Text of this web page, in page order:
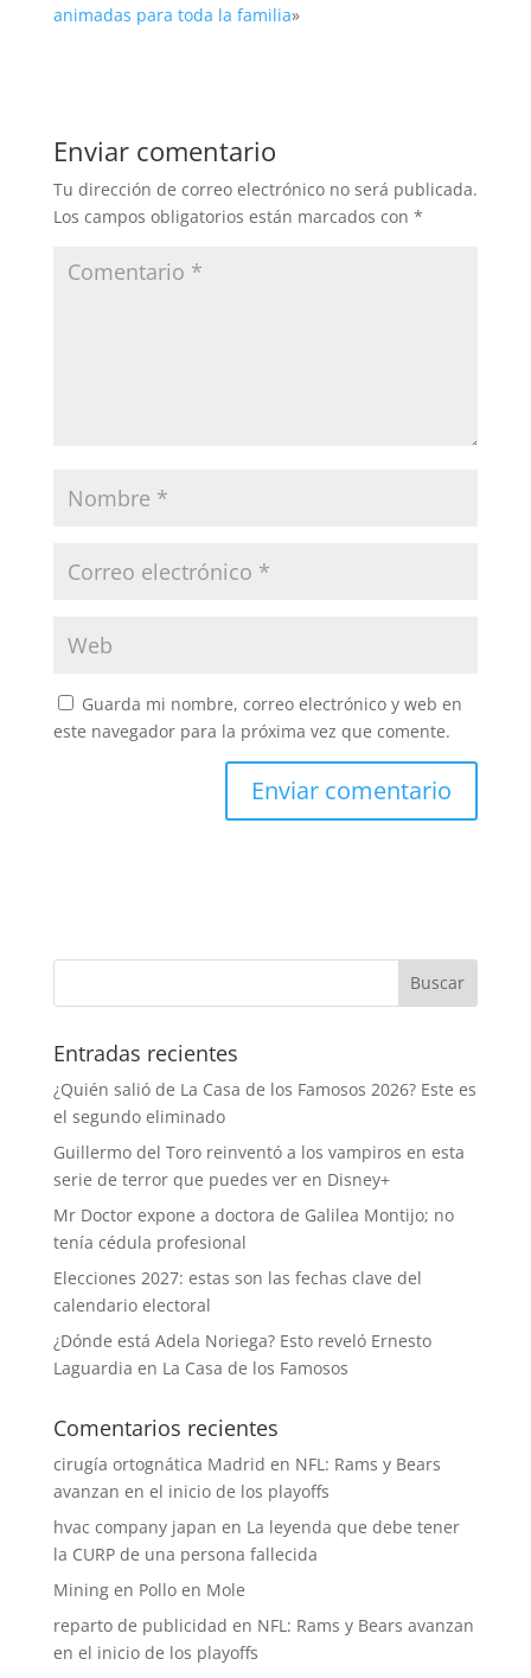
animadas para toda la familia»
Enviar comentario
Tu dirección de correo electrónico no será publicada.
Los campos obligatorios están marcados con *
Guarda mi nombre, correo electrónico y web en
este navegador para la próxima vez que comente.
Entradas recientes
¿Quién salió de La Casa de los Famosos 2026? Este es
el segundo eliminado
Guillermo del Toro reinventó a los vampiros en esta
serie de terror que puedes ver en Disney+
Mr Doctor expone a doctora de Galilea Montijo; no
tenía cédula profesional
Elecciones 2027: estas son las fechas clave del
calendario electoral
¿Dónde está Adela Noriega? Esto reveló Ernesto
Laguardia en La Casa de los Famosos
Comentarios recientes
cirugía ortognática Madrid en NFL: Rams y Bears
avanzan en el inicio de los playoffs
hvac company japan en La leyenda que debe tener
la CURP de una persona fallecida
Miningen Pollo en Mole
reparto de publicidad en NFL: Rams y Bears avanzan
en el inicio de los playoffs